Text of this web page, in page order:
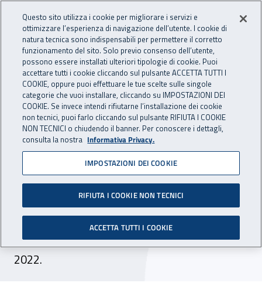
INAIL - Istituto Nazionale
Apri cerca
Navigazione principale
Navigazione - Ti trovi in:
Home Atti e documenti Circolari Inail
14 luglio 2022
14 luglio 2022
Circolare Inail n. 27 del 14
luglio 2022
Assegno di incollocabilità: rivalutazione annuale
dell’importo mensile a decorrere dal 1° luglio
2022.
Questo sito utilizza i cookie per migliorare i servizi e
ottimizzare l’esperienza di navigazione dell’utente. I cookie di
natura tecnica sono indispensabili per permettere il corretto
funzionamento del sito. Solo previo consenso dell’utente,
possono essere installati ulteriori tipologie di cookie. Puoi
accettare tutti i cookie cliccando sul pulsante ACCETTA TUTTI I
COOKIE, oppure puoi effettuare le tue scelte sulle singole
categorie che vuoi installare, cliccando su IMPOSTAZIONI DEI
COOKIE. Se invece intendi rifiutarne l’installazione dei cookie
non tecnici, puoi farlo cliccando sul pulsante RIFIUTA I COOKIE
NON TECNICI o chiudendo il banner. Per conoscere i dettagli,
consulta la nostra Informativa Privacy.
IMPOSTAZIONI DEI COOKIE
RIFIUTA I COOKIE NON TECNICI
ACCETTA TUTTI I COOKIE